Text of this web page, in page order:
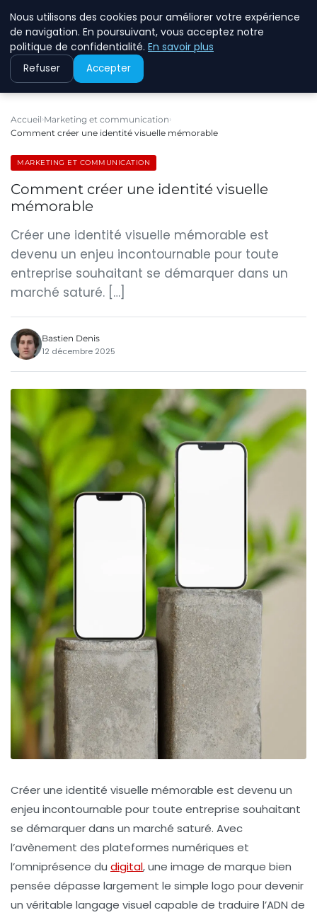
ECOMMCODE2
Accueil Marketing et communication
Comment créer une identité visuelle mémorable
MARKETING ET COMMUNICATION
Comment créer une identité visuelle
mémorable
Créer une identité visuelle mémorable est
devenu un enjeu incontournable pour toute
entreprise souhaitant se démarquer dans un
marché saturé. […]
Bastien Denis
12 décembre 2025
Créer une identité visuelle mémorable est devenu un
enjeu incontournable pour toute entreprise souhaitant
se démarquer dans un marché saturé. Avec
l’avènement des plateformes numériques et
l’omniprésence du digital, une image de marque bien
pensée dépasse largement le simple logo pour devenir
un véritable langage visuel capable de traduire l’ADN de
Nous utilisons des cookies pour améliorer votre expérience
de navigation. En poursuivant, vous acceptez notre
politique de confidentialité. En savoir plus
Refuser Accepter